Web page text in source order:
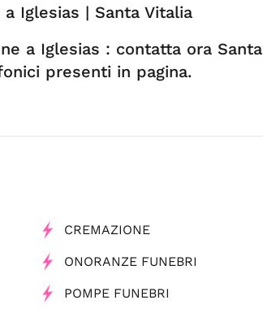
Iglesias | Santa Vitalia
a Iglesias : contatta ora Santa
presenti in pagina.
CREMAZIONE
ONORANZE FUNEBRI
POMPE FUNEBRI